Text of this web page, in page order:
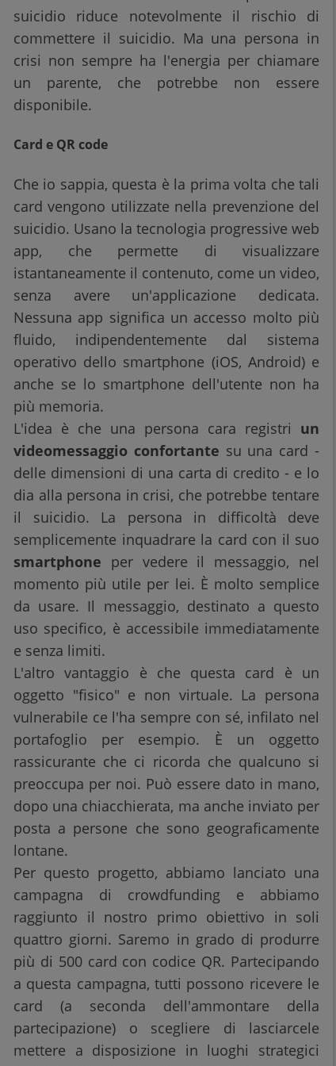
suicidio riduce notevolmente il rischio di
commettere il suicidio. Ma una persona in
crisi non sempre ha l'energia per chiamare
un parente, che potrebbe non essere
disponibile.
Card e QR code
Che io sappia, questa è la prima volta che tali
card vengono utilizzate nella prevenzione del
suicidio. Usano la tecnologia progressive web
app, che permette di visualizzare
istantaneamente il contenuto, come un video,
senza avere un'applicazione dedicata.
Nessuna app significa un accesso molto più
fluido, indipendentemente dal sistema
operativo dello smartphone (iOS, Android) e
anche se lo smartphone dell'utente non ha
più memoria.
L'idea è che una persona cara registri un
videomessaggio confortante su una card -
delle dimensioni di una carta di credito - e lo
dia alla persona in crisi, che potrebbe tentare
il suicidio. La persona in difficoltà deve
semplicemente inquadrare la card con il suo
smartphone per vedere il messaggio, nel
momento più utile per lei. È molto semplice
da usare. Il messaggio, destinato a questo
uso specifico, è accessibile immediatamente
e senza limiti.
L'altro vantaggio è che questa card è un
oggetto "fisico" e non virtuale. La persona
vulnerabile ce l'ha sempre con sé, infilato nel
portafoglio per esempio. È un oggetto
rassicurante che ci ricorda che qualcuno si
preoccupa per noi. Può essere dato in mano,
dopo una chiacchierata, ma anche inviato per
posta a persone che sono geograficamente
lontane.
Per questo progetto, abbiamo lanciato una
campagna di crowdfunding e abbiamo
raggiunto il nostro primo obiettivo in soli
quattro giorni. Saremo in grado di produrre
più di 500 card con codice QR. Partecipando
a questa campagna, tutti possono ricevere le
card (a seconda dell'ammontare della
partecipazione) o scegliere di lasciarcele
mettere a disposizione in luoghi strategici